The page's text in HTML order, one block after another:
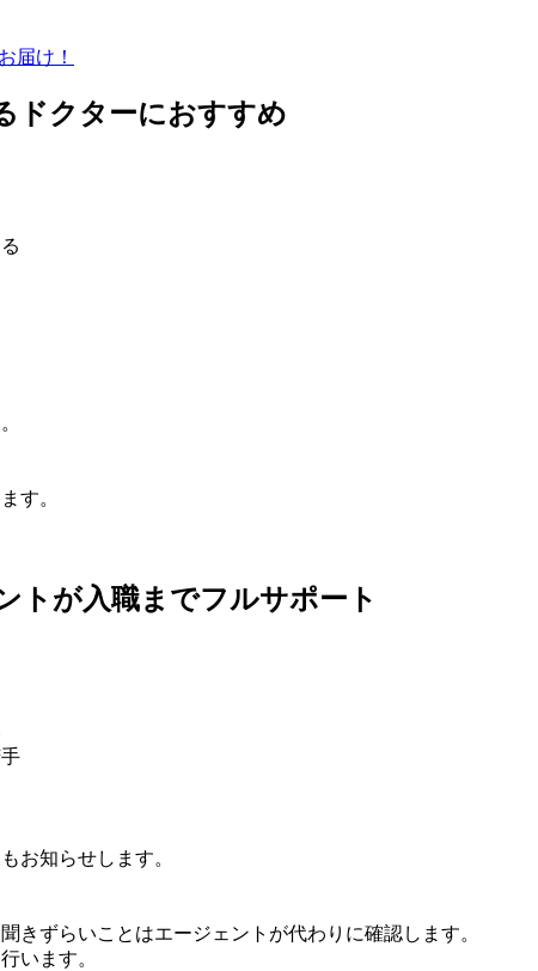
ドクターにおすすめ
す。
トが入職までフルサポート
お知らせします。
きずらいことはエージェントが代わりに確認します。
います。